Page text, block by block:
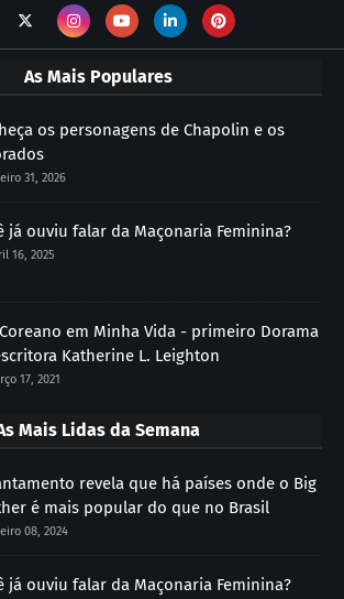
As Mais Populares
os personagens de Chapolin e os
31, 2026
já ouviu falar da Maçonaria Feminina?
16, 2025
em Minha Vida - primeiro Dorama
Katherine L. Leighton
17, 2021
Mais Lidas da Semana
revela que há países onde o Big
é mais popular do que no Brasil
08, 2024
já ouviu falar da Maçonaria Feminina?